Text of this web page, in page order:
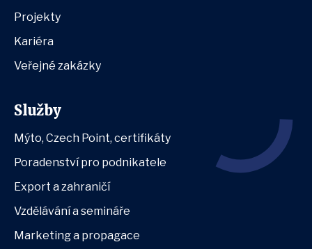
Projekty
Kariéra
Veřejné zakázky
Služby
Mýto, Czech Point, certifikáty
Poradenství pro podnikatele
Export a zahraničí
Vzdělávání a semináře
Marketing a propagace